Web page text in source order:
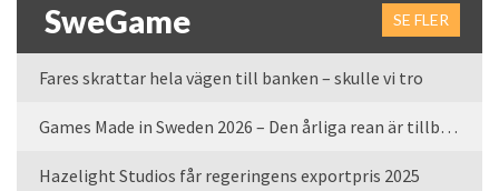
SweGame SE FLER
Fares skrattar hela vägen till banken – skulle vi tro
Games Made in Sweden 2026 – Den årliga rean är tillbaka
Hazelight Studios får regeringens exportpris 2025